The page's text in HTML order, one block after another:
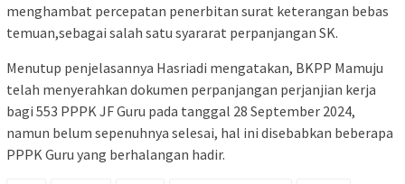
menghambat percepatan penerbitan surat keterangan bebas
temuan,sebagai salah satu syararat perpanjangan SK.
Menutup penjelasannya Hasriadi mengatakan, BKPP Mamuju
telah menyerahkan dokumen perpanjangan perjanjian kerja
bagi 553 PPPK JF Guru pada tanggal 28 September 2024,
namun belum sepenuhnya selesai, hal ini disebabkan beberapa
PPPK Guru yang berhalangan hadir.